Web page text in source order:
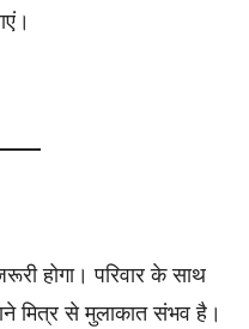
होगा। परिवार के साथ
मित्र से मुलाकात संभव है।